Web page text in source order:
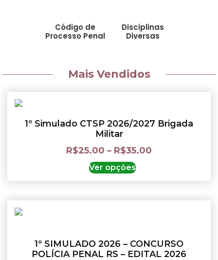
Código de
Processo Penal
Disciplinas
Diversas
Mais Vendidos
1º Simulado CTSP 2026/2027 Brigada
Militar
R$25.00 – R$35.00
Ver opções
1º SIMULADO 2026 – CONCURSO
POLÍCIA PENAL RS – EDITAL 2026